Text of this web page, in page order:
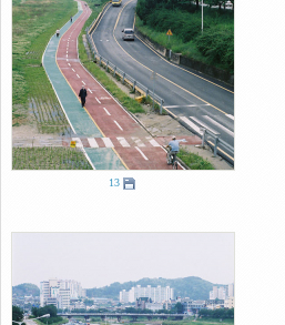
13